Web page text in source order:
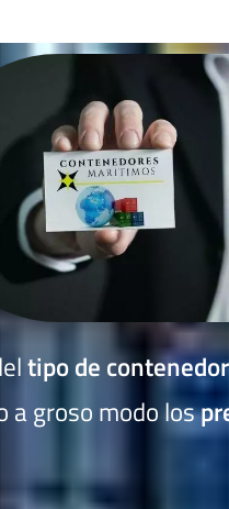
tipo de contenedor
a groso modo los